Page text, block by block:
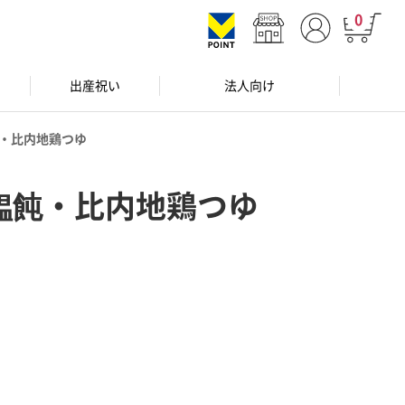
0
出産祝い 法人向け
比内地鶏つゆ
・比内地鶏つゆ